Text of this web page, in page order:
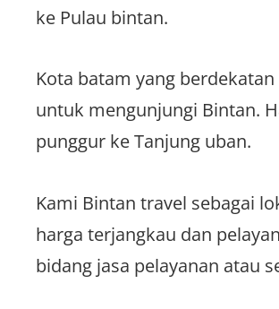
ke Pulau bintan.
Kota batam yang
untuk mengunjungi Bintan.
punggur ke Tanjung uban.
Kami Bintan travel sebagai
harga terjangkau dan
bidang jasa pelayanan atau